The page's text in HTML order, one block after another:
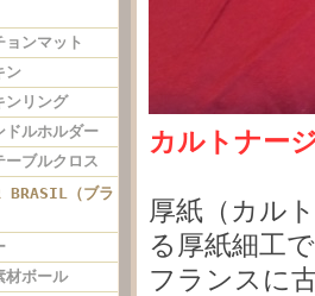
ョンマット
ン
ンリング
ドルホルダー
ーブルクロス
BRASIL（ブラ
材ボール
カルトナー
厚紙（カル
る厚紙細工
フランスに